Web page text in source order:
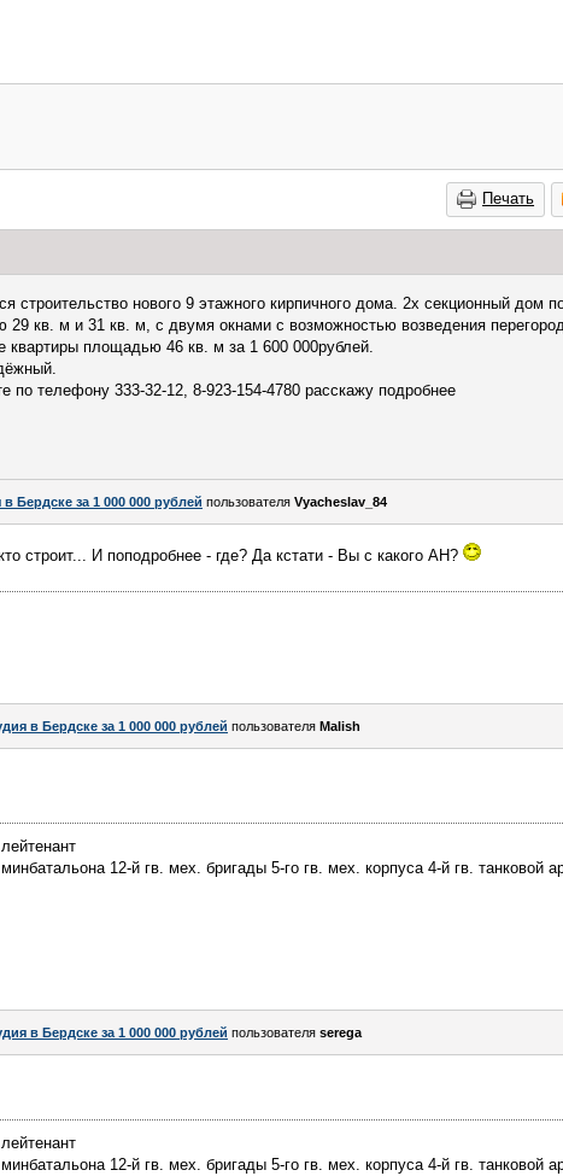
Печать
строительство нового 9 этажного кирпичного дома. 2х секционный дом
29 кв. м и 31 кв. м, с двумя окнами с возможностью возведения
квартиры площадью 46 кв. м за 1 600 000рублей.
по телефону 333-32-12, 8-923-154-4780 расскажу подробнее
в Бердске за 1 000 000 рублей пользователя Vyacheslav_84
строит... И поподробнее - где? Да кстати - Вы с какого АН?
в Бердске за 1 000 000 рублей пользователя Malish
12-й гв. мех. бригады 5-го гв. мех. корпуса 4-й гв. танковой
в Бердске за 1 000 000 рублей пользователя serega
12-й гв. мех. бригады 5-го гв. мех. корпуса 4-й гв. танковой